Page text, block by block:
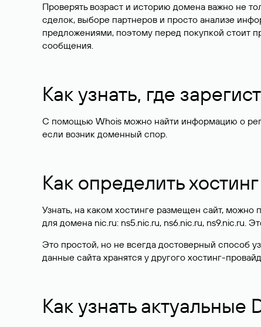
Проверять возраст и историю домена важно не
сделок, выборе партнеров и просто анализе
предложениями, поэтому перед покупкой стоит
сообщения.
Как узнать, где
С помощью Whois можно найти информацию о
если возник доменный спор.
Как определить
Узнать, на каком хостинге размещен сайт,
для домена nic.ru: ns5.nic.ru, ns6.nic.ru, ns9.nic.ru.
Это простой, но не всегда достоверный способ
данные сайта хранятся у другого хостинг-
Как узнать актуальные